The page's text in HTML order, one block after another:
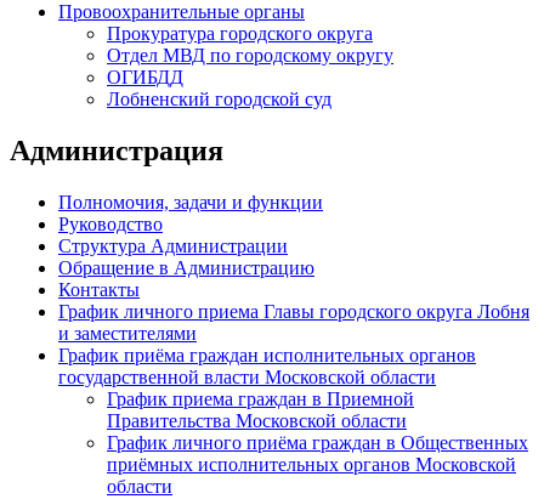
Провоохранительные органы
Прокуратура городского округа
Отдел МВД по городскому округу
ОГИБДД
Лобненский городской суд
Администрация
Полномочия, задачи и функции
Руководство
Структура Администрации
Обращение в Администрацию
Контакты
График личного приема Главы городского округа Лобня
и заместителями
График приёма граждан исполнительных органов
государственной власти Московской области
График приема граждан в Приемной
Правительства Московской области
График личного приёма граждан в Общественных
приёмных исполнительных органов Московской
области